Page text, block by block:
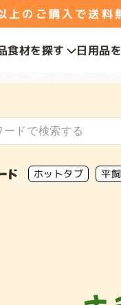
購入で送料無
食材を探す 日用品
ド ホットタブ 平